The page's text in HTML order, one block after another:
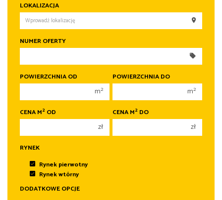
200 000 zł
250 000 zł
300 000 zł
400 000 zł
200 000 zł
250 000 zł
400 000 zł
LOKALIZACJA
NUMER OFERTY
POWIERZCHNIA OD
m2
POWIERZCHNIA DO
m2
CENA M2 OD
zł
CENA M2 DO
zł
RYNEK
Rynek pierwotny
Rynek wtórny
DODATKOWE OPCJE